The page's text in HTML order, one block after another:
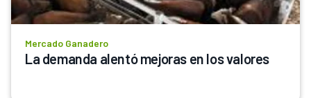
Mercado Ganadero
La demanda alentó mejoras en los valores